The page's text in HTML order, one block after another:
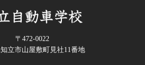
〒472-0022
立市山屋敷町見社11番地